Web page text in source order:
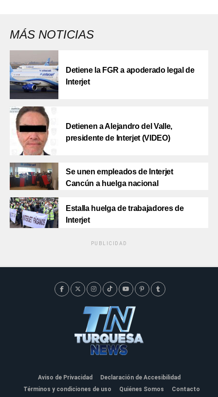
MÁS NOTICIAS
Detiene la FGR a apoderado legal de
Interjet
Detienen a Alejandro del Valle,
presidente de Interjet (VIDEO)
Se unen empleados de Interjet
Cancún a huelga nacional
Estalla huelga de trabajadores de
Interjet
PUBLICIDAD
Aviso de Privacidad
Declaración de Accesibilidad
Términos y condiciones de uso
Quiénes Somos Contacto